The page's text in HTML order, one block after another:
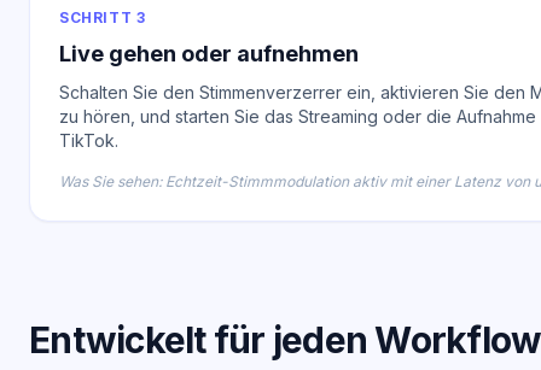
SCHRITT 3
Live gehen oder aufnehmen
Schalten Sie den Stimmenverzerrer ein, aktivieren Sie den
zu hören, und starten Sie das Streaming oder die
TikTok.
Was Sie sehen: Echtzeit-Stimmmodulation aktiv mit einer Latenz von
Entwickelt für jeden